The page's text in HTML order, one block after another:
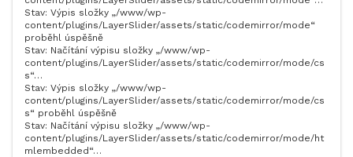
Stav: Výpis složky „/www/wp-
content/plugins/LayerSlider/assets/static/codemirror/mode“
proběhl úspěšně
Stav: Načítání výpisu složky „/www/wp-
content/plugins/LayerSlider/assets/static/codemirror/mode/cs
s“…
Stav: Výpis složky „/www/wp-
content/plugins/LayerSlider/assets/static/codemirror/mode/cs
s“ proběhl úspěšně
Stav: Načítání výpisu složky „/www/wp-
content/plugins/LayerSlider/assets/static/codemirror/mode/ht
mlembedded“…